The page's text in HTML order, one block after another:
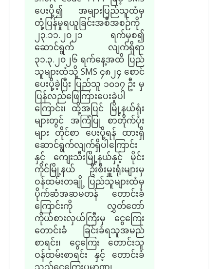
ပေးပို့၍ အများပြည်သူထံမှ
တုံ့ပြန်မှုရယူခြင်းအစီအစဉ်ကို
၂၃.၁၁.၂၀၂၁ ရက်မှစ၍
ဆောင်ရွက် လျက်ရှိရာ
၃၁.၃.၂၀၂၆ ရက်နေ့အထိ ပြည်
သူများထံသို့ SMS ၄၈၂၄ စောင်
ပေးပို့ခဲ့ပြီး ပြည်သူ ၁၀၁၇ ဦး မှ
ပြန်လည်ဖြေကြားပေးခဲ့ပါ
ကြောင်း၊ ထို့အပြင် မြို့နယ်ရုံး
များတွင် အကြံပြု စာတိုက်ပုံး
များ တိုင်စာ ပေးပို့ရန် ထားရှိ
ဆောင်ရွက်လျက်ရှိပါကြောင်း
နှင့် ကျေးသီးမြို့နယ်နှင့် မိုင်း
ကိုင်မြို့နယ် ဦးစီးမှူးရုံးများမှ
ဝန်ထမ်းတချို့ ပြည်သူများထံမှ
ပိုက်ဆံအဆမတန် တောင်းခံ
ကြောင်းကို လွှတ်တော်
ကိုယ်စားလှယ်ကြီးမှ ငွေကြေး
တောင်းခံ ခြင်းခံရသူအမည်
စာရင်း၊ ငွေကြေး တောင်းသူ
ဝန်ထမ်းစာရင်း နှင့် တောင်းခံ
သည့်ငွေကြေးပမာဏ၊